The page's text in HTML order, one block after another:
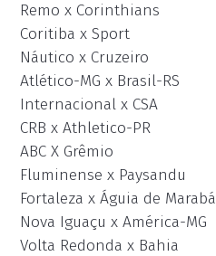
Remo x Corinthians
Coritiba x Sport
Náutico x Cruzeiro
Atlético-MG x Brasil-RS
Internacional x CSA
CRB x Athletico-PR
ABC X Grêmio
Fluminense x Paysandu
Fortaleza x Águia de Marabá
Nova Iguaçu x América-MG
Volta Redonda x Bahia